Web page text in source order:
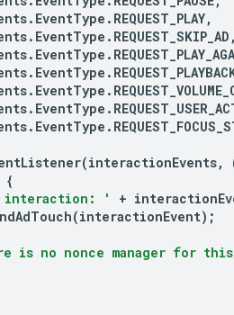
. EventType . REQUEST_PLAY,
. EventType . REQUEST_SKIP_AD
. EventType .
. EventType .
. EventType .
. EventType .
. EventType .
(interactionEvents,
{
interaction: ' +
(interactionEvent);
is no nonce manager for